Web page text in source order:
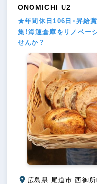
ONOMICHI U2
★年間休日106日・昇給
集！海運倉庫をリノベー
せんか？
広島県 尾道市 西